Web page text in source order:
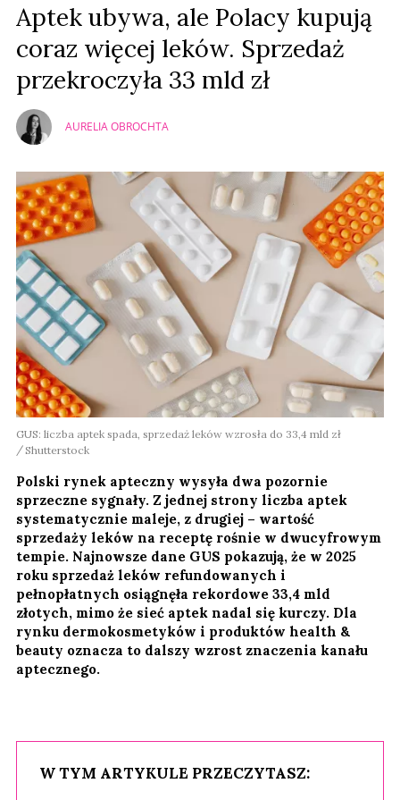
Aptek ubywa, ale Polacy kupują
coraz więcej leków. Sprzedaż
przekroczyła 33 mld zł
AURELIA OBROCHTA
GUS: liczba aptek spada, sprzedaż leków wzrosła do 33,4 mld zł
Shutterstock
Polski rynek apteczny wysyła dwa pozornie
sprzeczne sygnały. Z jednej strony liczba aptek
systematycznie maleje, z drugiej – wartość
sprzedaży leków na receptę rośnie w dwucyfrowym
tempie. Najnowsze dane GUS pokazują, że w 2025
roku sprzedaż leków refundowanych i
pełnopłatnych osiągnęła rekordowe 33,4 mld
złotych, mimo że sieć aptek nadal się kurczy. Dla
rynku dermokosmetyków i produktów health &
beauty oznacza to dalszy wzrost znaczenia kanału
aptecznego.
W TYM ARTYKULE PRZECZYTASZ: